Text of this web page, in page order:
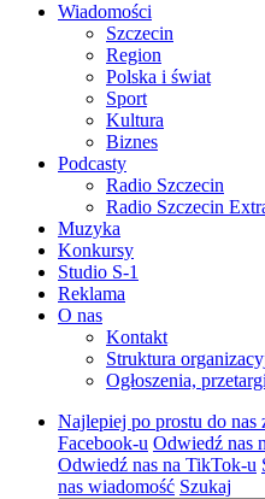
Wiadomości
Szczecin
Region
Polska i świat
Sport
Kultura
Biznes
Podcasty
Radio Szczecin
Radio Szczecin
Muzyka
Konkursy
Studio S-1
Reklama
O nas
Kontakt
Struktura
Ogłoszenia, przetargi
Najlepiej po prostu do nas
Facebook-u Odwiedź nas
Odwiedź nas na TikTok-u
nas wiadomość Szukaj